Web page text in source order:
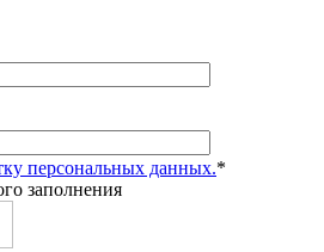
персональных данных.*
заполнения